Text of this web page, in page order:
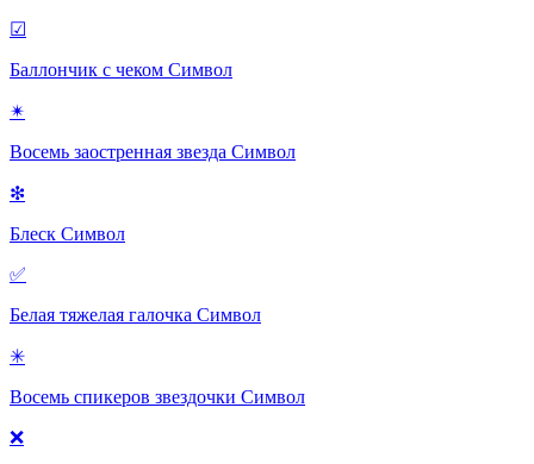
☑
Баллончик с чеком Символ
✴
Восемь заостренная звезда Символ
❇
Блеск Символ
✅
Белая тяжелая галочка Символ
✳
Восемь спикеров звездочки Символ
❌